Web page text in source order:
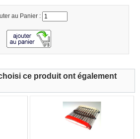
au Panier :
ce produit ont également